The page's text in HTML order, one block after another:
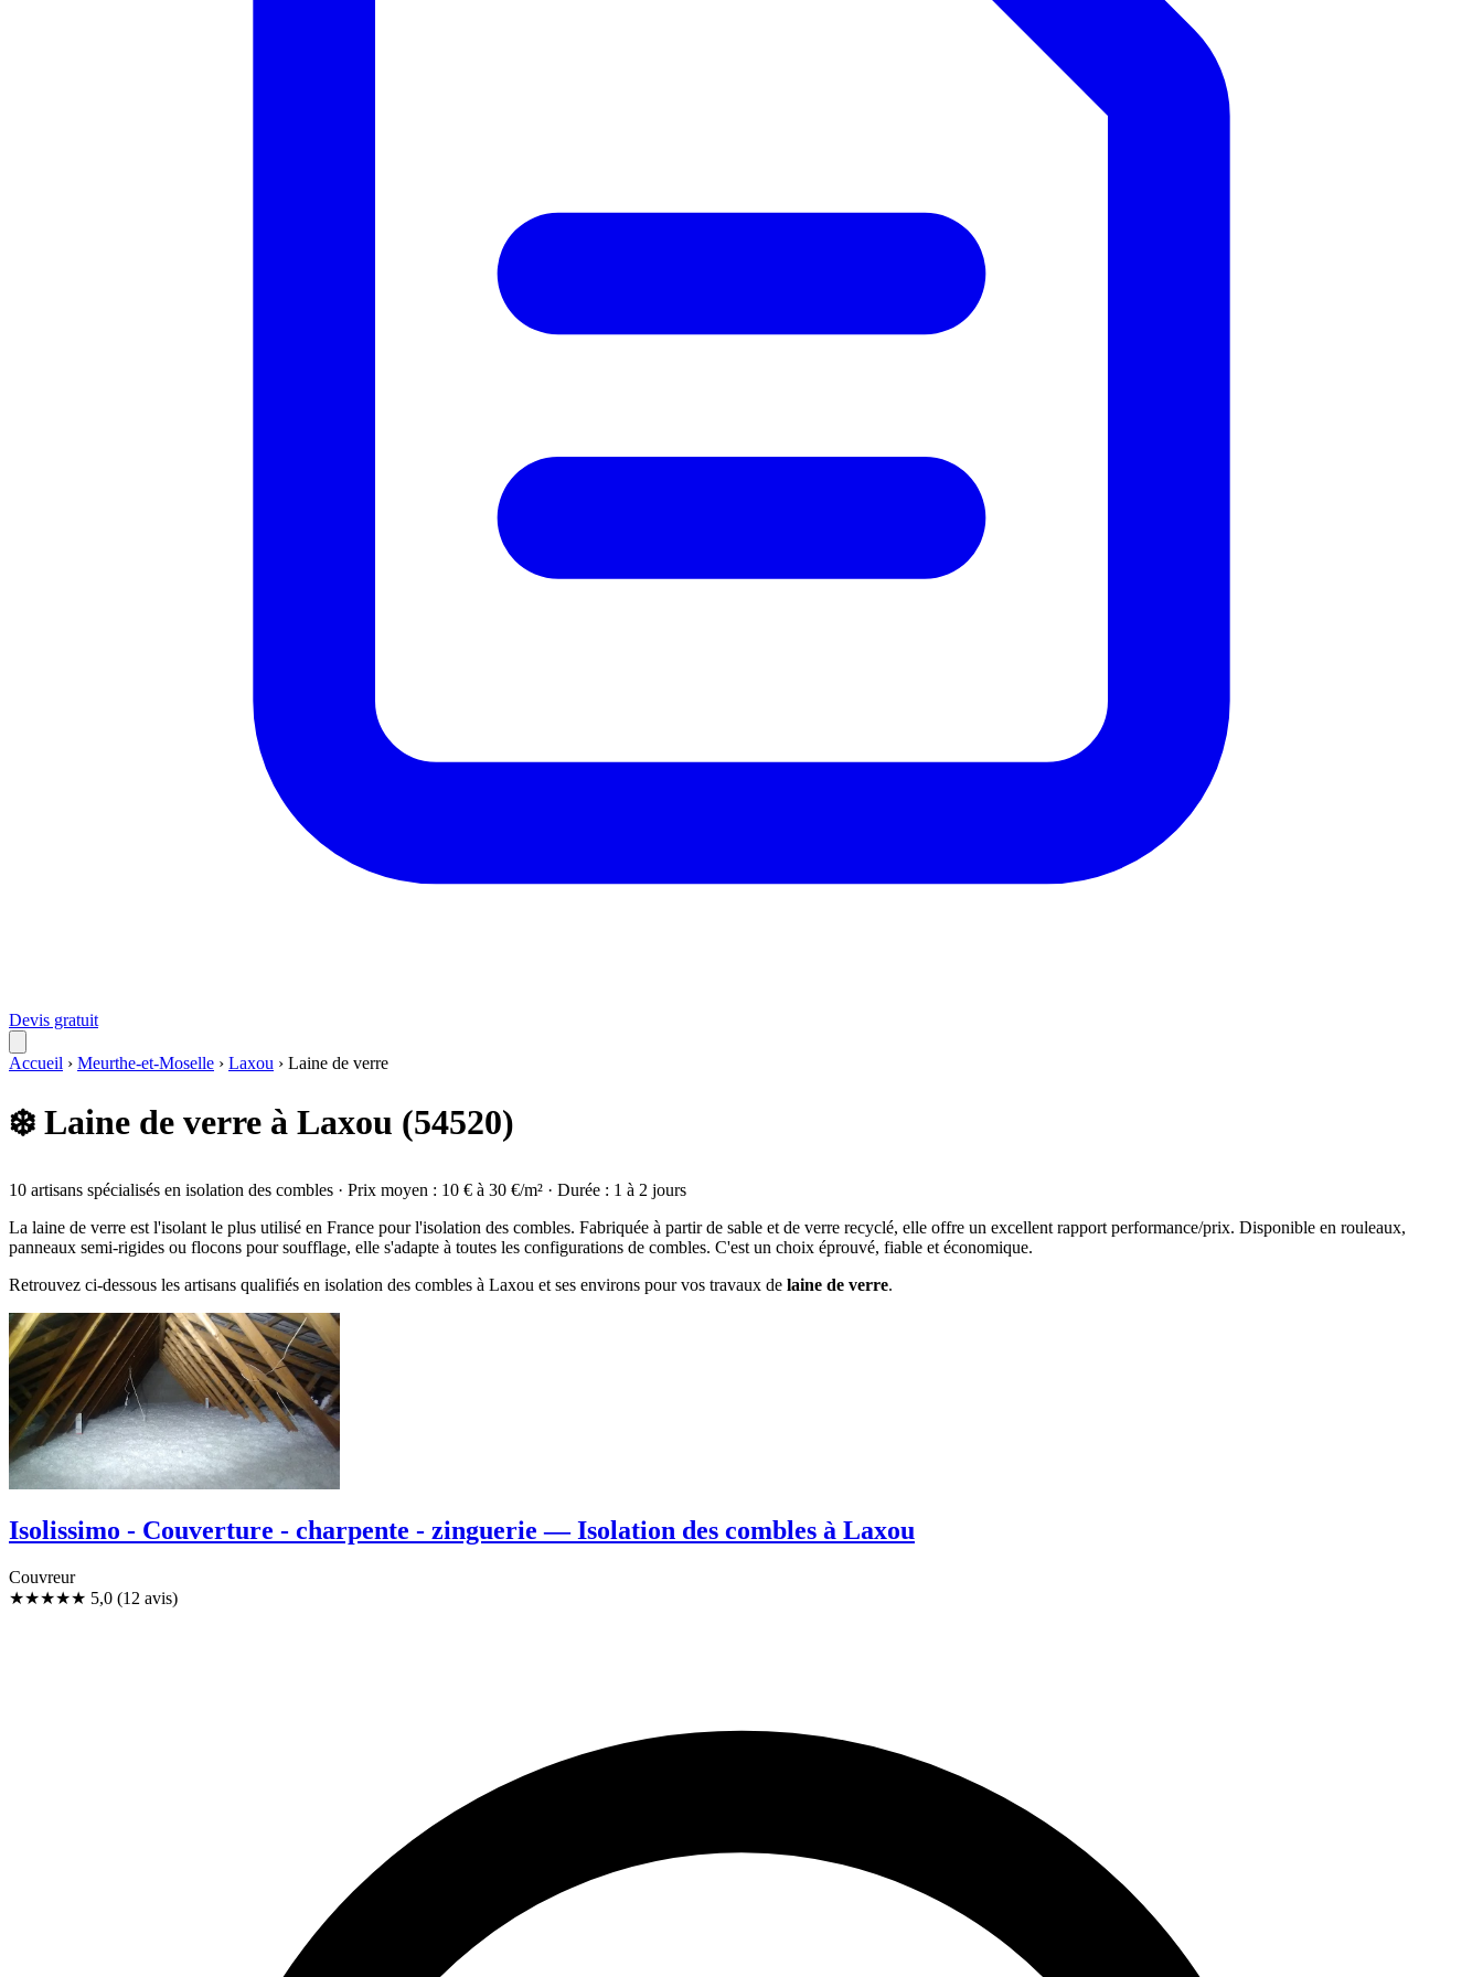
Devis gratuit
Accueil › Meurthe-et-Moselle › Laxou › Laine de verre
❄️ Laine de verre à Laxou (54520)
10 artisans spécialisés en isolation des combles · Prix moyen : 10 € à 30 €/m² · Durée : 1 à 2 jours
La laine de verre est l'isolant le plus utilisé en France pour l'isolation des combles. Fabriquée à partir de sable et de verre recyclé, elle offre un excellent rapport performance/prix. Disponible en rouleaux,
panneaux semi-rigides ou flocons pour soufflage, elle s'adapte à toutes les configurations de combles. C'est un choix éprouvé, fiable et économique.
Retrouvez ci-dessous les artisans qualifiés en isolation des combles à Laxou et ses environs pour vos travaux de laine de verre.
Isolissimo - Couverture - charpente - zinguerie — Isolation des combles à Laxou
Couvreur
★★★★★ 5,0 (12 avis)